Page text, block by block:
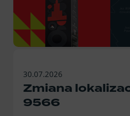
30.07.2026
Zmiana
9566